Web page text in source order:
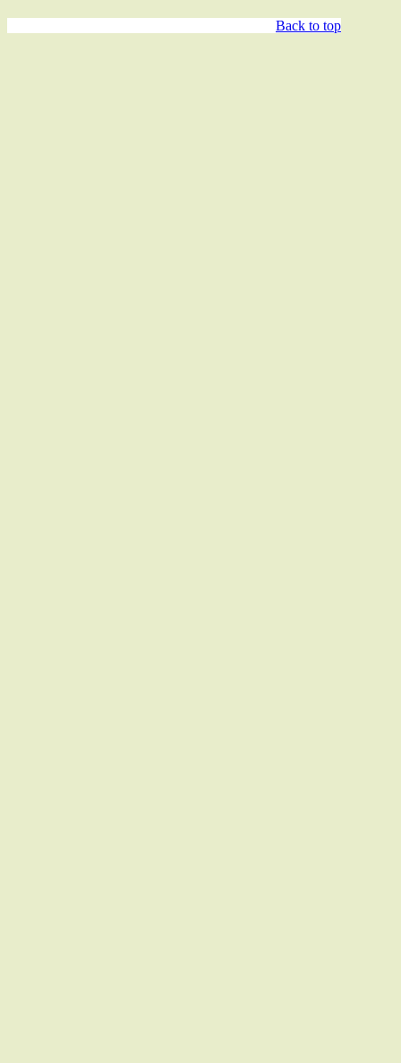
Back to top